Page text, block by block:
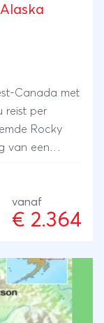
Canada met
reist per
Rocky
van een
en reist u
Rocky
woeste en
tot aan
Inside
gemak,
vanaf
€ 2.364